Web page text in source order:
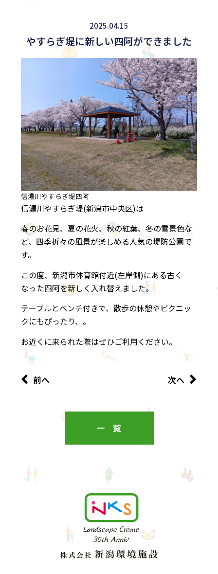
2025.04.15
やすらぎ堤に新しい四阿ができました
信濃川やすらぎ堤四阿
信濃川やすらぎ堤(新潟市中央区)は
春のお花見、夏の花火、秋の紅葉、冬の雪景色な
ど、四季折々の風景が楽しめる人気の堤防公園で
す。
この度、新潟市体育館付近(左岸側)にある古く
なった四阿を新しく入れ替えました。
テーブルとベンチ付きで、散歩の休憩やピクニッ
クにもぴったり、。
お近くに来られた際はぜひご利用ください。
前へ 次へ
一覧